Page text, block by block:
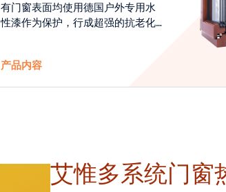
有门窗表面均使用德国户外专用水
性漆作为保护，行成超强的抗老化
产品内容
艾惟多系统门窗